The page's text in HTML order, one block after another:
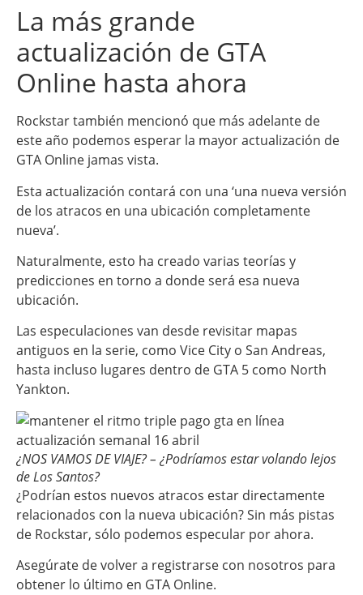
La más grande
actualización de GTA
Online hasta ahora
Rockstar también mencionó que más adelante de
este año podemos esperar la mayor actualización de
GTA Online jamas vista.
Esta actualización contará con una ‘una nueva versión
de los atracos en una ubicación completamente
nueva’.
Naturalmente, esto ha creado varias teorías y
predicciones en torno a donde será esa nueva
ubicación.
Las especulaciones van desde revisitar mapas
antiguos en la serie, como Vice City o San Andreas,
hasta incluso lugares dentro de GTA 5 como North
Yankton.
¿NOS VAMOS DE VIAJE? – ¿Podríamos estar volando lejos
de Los Santos?
¿Podrían estos nuevos atracos estar directamente
relacionados con la nueva ubicación? Sin más pistas
de Rockstar, sólo podemos especular por ahora.
Asegúrate de volver a registrarse con nosotros para
obtener lo último en GTA Online.